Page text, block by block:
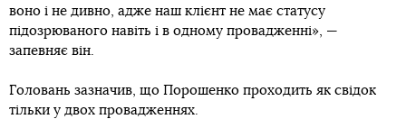
воно і не дивно, адже наш клієнт не має статусу
підозрюваного навіть і в одному провадженні», —
запевняє він.
Головань зазначив, що Порошенко проходить як свідок
тільки у двох провадженнях.